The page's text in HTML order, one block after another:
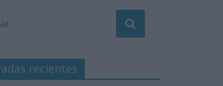
recientes